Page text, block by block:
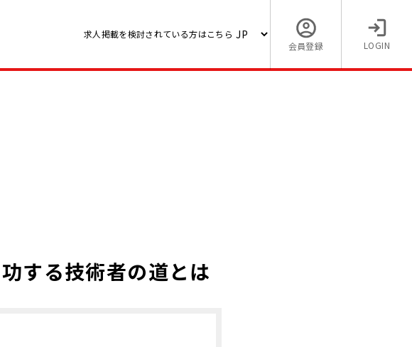
求人掲載を検討されている方はこちら
会員登録
LOGIN
する技術者の道とは